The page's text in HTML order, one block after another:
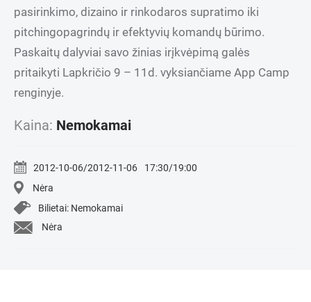
pasirinkimo, dizaino ir rinkodaros supratimo iki
pitchingopagrindų ir efektyvių komandų būrimo.
Paskaitų dalyviai savo žinias irįkvėpimą galės
pritaikyti Lapkričio 9 – 11d. vyksiančiame App Camp
renginyje.
Kaina: Nemokamai
2012-10-06/2012-11-06
17:30/19:00
Nėra
Bilietai: Nemokamai
Nėra